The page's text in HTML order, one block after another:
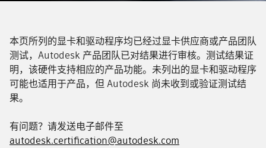
本页所列的显卡和驱动程序均已经过显卡供应商或产品团队
测试，Autodesk 产品团队已对结果进行审核。测试结果证
明，该硬件支持相应的产品功能。未列出的显卡和驱动程序
可能也适用于产品，但 Autodesk 尚未收到或验证测试结
果。
有问题？请发送电子邮件至
autodesk.certification@autodesk.com